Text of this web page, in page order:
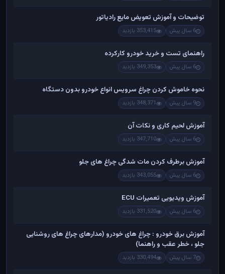
توضیحات و آموزش تعویض مایع رادیاتور
6 سال پیش 353,415 بازدید
راهنمای تست و خريد خودرو کارکرده
6 سال پیش 349,353 بازدید
نحوه خاموش کردن چراغ سرویس انواع خودرو بدون دستگاه
9 سال پیش 348,371 بازدید
آموزش لحیم کاری و نکات آن
6 سال پیش 347,710 بازدید
آموزش برطرف کردن مات شدگی چراغ های جلو
6 سال پیش 343,055 بازدید
آموزش ویدیویی تعمیرات ECU
6 سال پیش 331,520 بازدید
آموزش برق خودرو : چراغ های خودرو (مدارهای چراغ های روشنایی
جلو ، خطر عقب و راهنما)
7 سال پیش 330,494 بازدید